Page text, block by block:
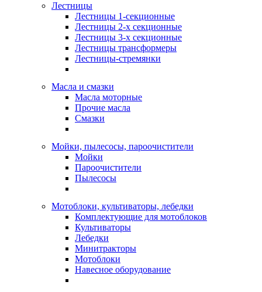
Лестницы
Лестницы 1-секционные
Лестницы 2-х секционные
Лестницы 3-х секционные
Лестницы трансформеры
Лестницы-стремянки
Масла и смазки
Масла моторные
Прочие масла
Смазки
Мойки, пылесосы, пароочистители
Мойки
Пароочистители
Пылесосы
Мотоблоки, культиваторы, лебедки
Комплектующие для мотоблоков
Культиваторы
Лебедки
Минитракторы
Мотоблоки
Навесное оборудование